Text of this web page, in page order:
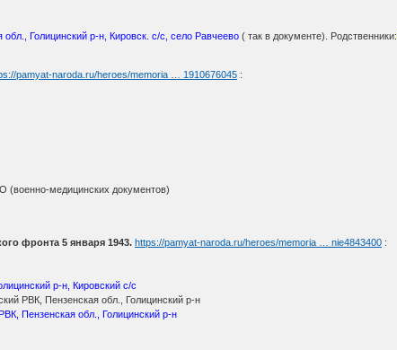
обл., Голицинский р-н, Кировск. с/с, село Равчеево( так в документе). Родственники:
pamyat-naroda.ru/heroes/memoria … 1910676045 :
медицинских документов)
фронта 5 января 1943. https://pamyat-naroda.ru/heroes/memoria … nie4843400 :
р-н, Кировский с/с
РВК, Пензенская обл., Голицинский р-н
Пензенская обл., Голицинский р-н